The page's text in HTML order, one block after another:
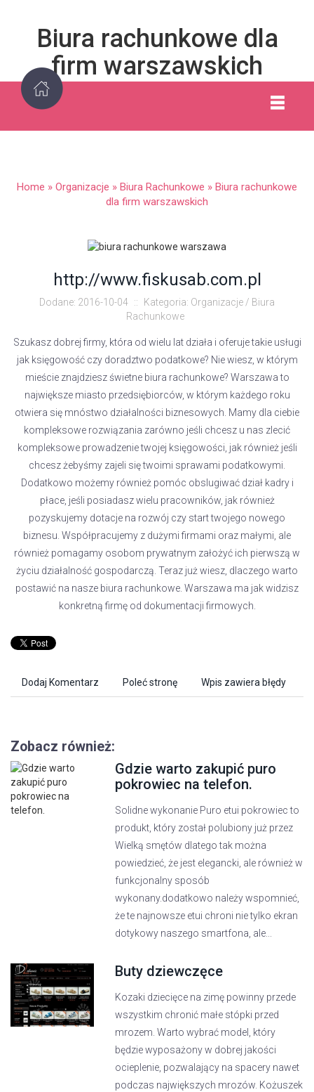
Biura rachunkowe dla
firm warszawskich
Home » Organizacje » Biura Rachunkowe » Biura rachunkowe
dla firm warszawskich
http://www.fiskusab.com.pl
Dodane: 2016-10-04 ::
Kategoria: Organizacje / Biura
Rachunkowe
Szukasz dobrej firmy, która od wielu lat działa i oferuje takie usługi
jak księgowość czy doradztwo podatkowe? Nie wiesz, w którym
mieście znajdziesz świetne biura rachunkowe? Warszawa to
największe miasto przedsiębiorców, w którym każdego roku
otwiera się mnóstwo działalności biznesowych. Mamy dla ciebie
kompleksowe rozwiązania zarówno jeśli chcesz u nas zlecić
kompleksowe prowadzenie twojej księgowości, jak również jeśli
chcesz żebyśmy zajeli się twoimi sprawami podatkowymi.
Dodatkowo możemy również pomóc obslugiwać dział kadry i
płace, jeśli posiadasz wielu pracowników, jak również
pozyskujemy dotacje na rozwój czy start twojego nowego
biznesu. Współpracujemy z dużymi firmami oraz małymi, ale
również pomagamy osobom prywatnym założyć ich pierwszą w
życiu działalność gospodarczą. Teraz już wiesz, dlaczego warto
postawić na nasze biura rachunkowe. Warszawa ma jak widzisz
konkretną firmę od dokumentacji firmowych.
Dodaj Komentarz Poleć stronę Wpis zawiera błędy
Zobacz również:
Gdzie warto zakupić puro
pokrowiec na telefon.
Solidne wykonanie Puro etui pokrowiec to
produkt, który został polubiony już przez
Wielką smętów dlatego tak można
powiedzieć, że jest elegancki, ale również w
funkcjonalny sposób
wykonany.dodatkowo należy wspomnieć,
że te najnowsze etui chroni nie tylko ekran
dotykowy naszego smartfona, ale...
Buty dziewczęce
Kozaki dziecięce na zimę powinny przede
wszystkim chronić małe stópki przed
mrozem. Warto wybrać model, który
będzie wyposażony w dobrej jakości
ocieplenie, pozwalający na spacery nawet
podczas największych mrozów. Kożuszek